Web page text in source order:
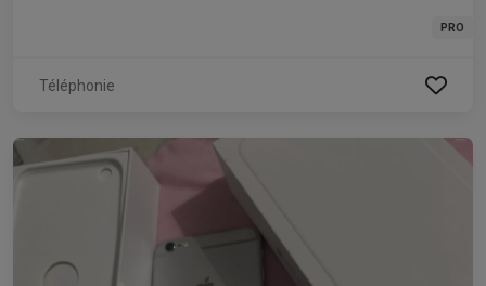
PRO
Téléphonie